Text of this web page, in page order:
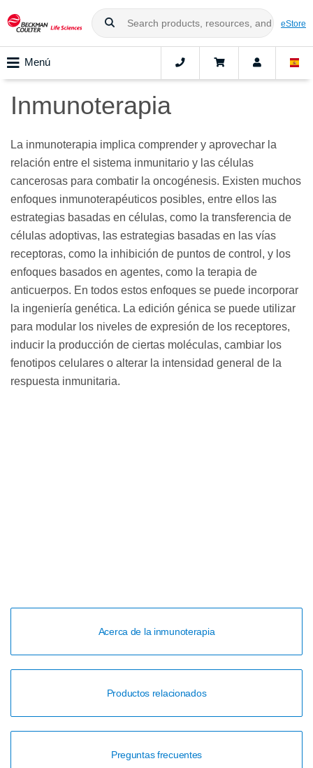
eStore
Menú
Inmunoterapia
La inmunoterapia implica comprender y aprovechar la
relación entre el sistema inmunitario y las células
cancerosas para combatir la oncogénesis. Existen muchos
enfoques inmunoterapéuticos posibles, entre ellos las
estrategias basadas en células, como la transferencia de
células adoptivas, las estrategias basadas en las vías
receptoras, como la inhibición de puntos de control, y los
enfoques basados en agentes, como la terapia de
anticuerpos. En todos estos enfoques se puede incorporar
la ingeniería genética. La edición génica se puede utilizar
para modular los niveles de expresión de los receptores,
inducir la producción de ciertas moléculas, cambiar los
fenotipos celulares o alterar la intensidad general de la
respuesta inmunitaria.
Acerca de la inmunoterapia
Productos relacionados
Preguntas frecuentes